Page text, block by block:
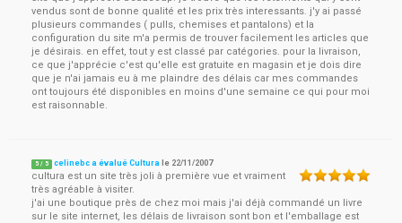
vendus sont de bonne qualité et les prix très interessants. j'y ai passé
plusieurs commandes ( pulls, chemises et pantalons) et la
configuration du site m'a permis de trouver facilement les articles que
je désirais. en effet, tout y est classé par catégories. pour la livraison,
ce que j'apprécie c'est qu'elle est gratuite en magasin et je dois dire
que je n'ai jamais eu à me plaindre des délais car mes commandes
ont toujours été disponibles en moins d'une semaine ce qui pour moi
est raisonnable.
5 / 5 celinebc a évalué Cultura le 22/11/2007
cultura est un site très joli à première vue et vraiment
très agréable à visiter.
j'ai une boutique près de chez moi mais j'ai déjà commandé un livre
sur le site internet, les délais de livraison sont bon et l'emballage est